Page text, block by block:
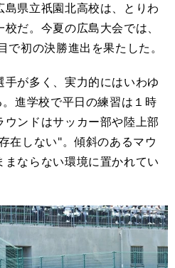
県立祇園北高校は、とりわ
だ。今夏の広島大会では、
初の決勝進出を果たした。
が多く、実力的にはいわゆ
進学校で平日の練習は１時
ンドはサッカー部や陸上部
在しない"。傾斜のあるマウ
ならない環境に置かれてい